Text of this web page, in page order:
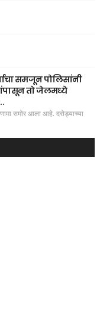
समजून पोलिसांनी
तो जेलमध्ये
समोर आला आहे. दरोड्याच्या